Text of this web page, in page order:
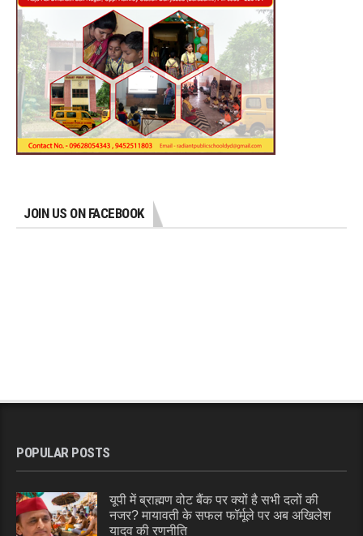
JOIN US ON FACEBOOK
POPULAR POSTS
यूपी में ब्राह्मण वोट बैंक पर क्यों है सभी दलों की
नजर? मायावती के सफल फॉर्मूले पर अब अखिलेश
यादव की रणनीति